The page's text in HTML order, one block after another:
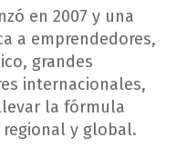
en 2007 y una
a emprendedores,
grandes
internacionales,
la fórmula
regional y global.